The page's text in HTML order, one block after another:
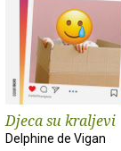
Djeca su kraljevi
Delphine de Vigan